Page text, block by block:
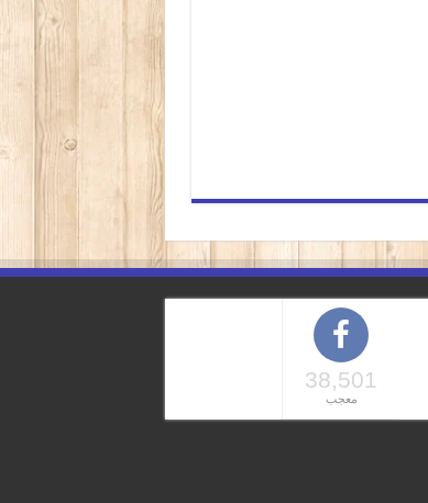
38,501
معجب